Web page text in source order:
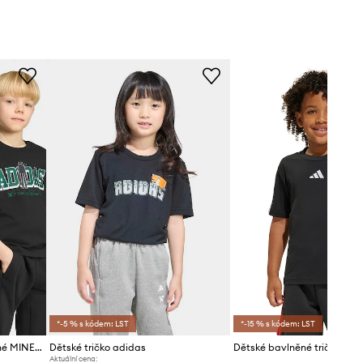
adidas tričko dětské bavlněné MINECRAFT
*-5 % s kódem: LST
Dětské tričko adidas
Aktuální cena:
*-15 % s kódem: LST
Dětské bavlněné tričko